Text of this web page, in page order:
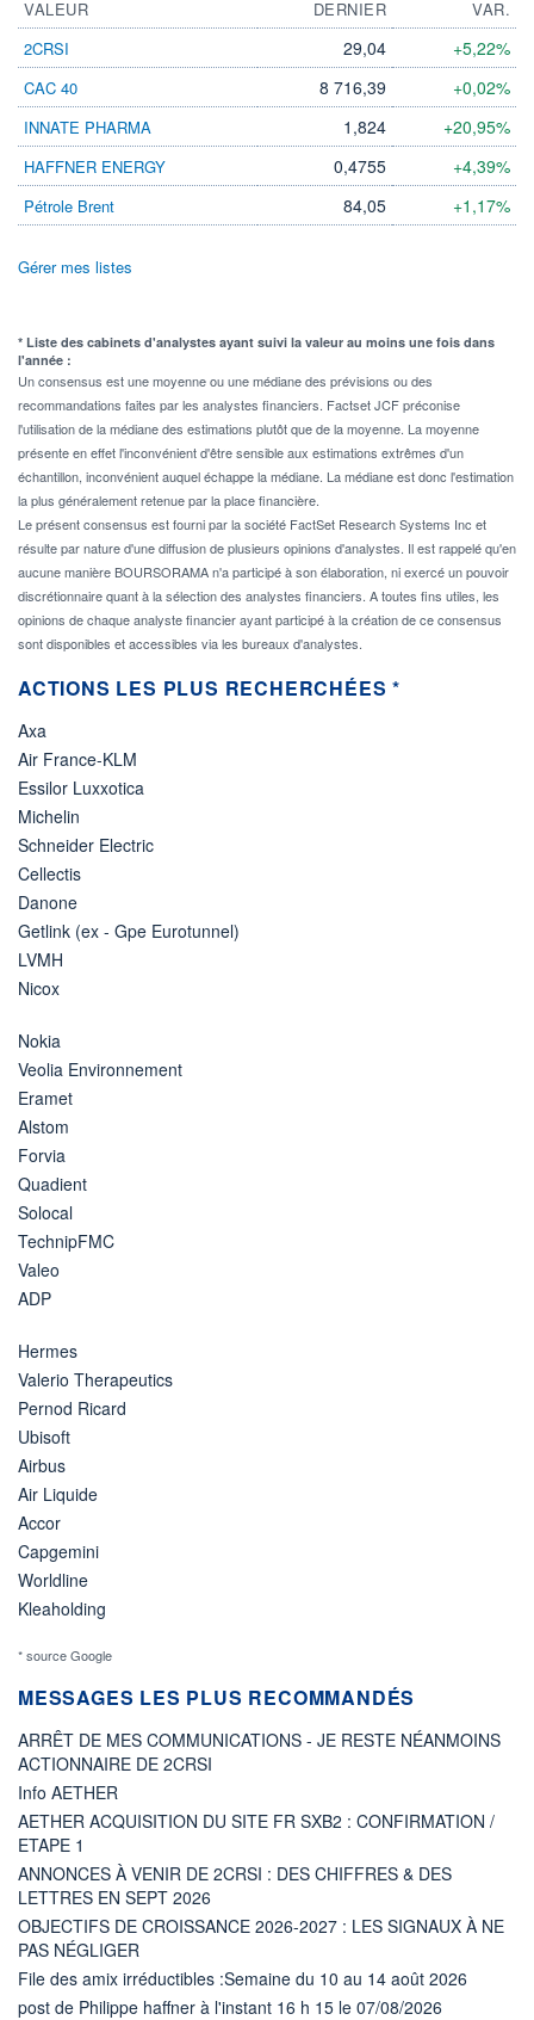
VALEUR DERNIER
VAR.
2CRSI
29,04 +5,22%
CAC 40 8 716,39 +0,02%
INNATE PHARMA 1,824 +20,95%
HAFFNER ENERGY 0,4755 +4,39%
Pétrole Brent 84,05 +1,17%
Gérer mes listes
* Liste des cabinets d'analystes ayant suivi la valeur au moins une fois dans
l'année :
Un consensus est une moyenne ou une médiane des prévisions ou des
recommandations faites par les analystes financiers. Factset JCF préconise
l'utilisation de la médiane des estimations plutôt que de la moyenne. La moyenne
présente en effet l'inconvénient d'être sensible aux estimations extrêmes d'un
échantillon, inconvénient auquel échappe la médiane. La médiane est donc l'estimation
la plus généralement retenue par la place financière.
Le présent consensus est fourni par la société FactSet Research Systems Inc et
résulte par nature d'une diffusion de plusieurs opinions d'analystes. Il est rappelé qu'en
aucune manière BOURSORAMA n'a participé à son élaboration, ni exercé un pouvoir
discrétionnaire quant à la sélection des analystes financiers. A toutes fins utiles, les
opinions de chaque analyste financier ayant participé à la création de ce consensus
sont disponibles et accessibles via les bureaux d'analystes.
ACTIONS LES PLUS RECHERCHÉES *
Axa
Air France-KLM
Essilor Luxxotica
Michelin
Schneider Electric
Cellectis
Danone
Getlink (ex - Gpe Eurotunnel)
LVMH
Nicox
Nokia
Veolia Environnement
Eramet
Alstom
Forvia
Quadient
Solocal
TechnipFMC
Valeo
ADP
Hermes
Valerio Therapeutics
Pernod Ricard
Ubisoft
Airbus
Air Liquide
Accor
Capgemini
Worldline
Kleaholding
* source Google
MESSAGES LES PLUS RECOMMANDÉS
ARRÊT DE MES COMMUNICATIONS - JE RESTE NÉANMOINS
ACTIONNAIRE DE 2CRSI
Info AETHER
AETHER ACQUISITION DU SITE FR SXB2 : CONFIRMATION /
ETAPE 1
ANNONCES À VENIR DE 2CRSI : DES CHIFFRES & DES
LETTRES EN SEPT 2026
OBJECTIFS DE CROISSANCE 2026-2027 : LES SIGNAUX À NE
PAS NÉGLIGER
File des amix irréductibles :Semaine du 10 au 14 août 2026
post de Philippe haffner à l'instant 16 h 15 le 07/08/2026